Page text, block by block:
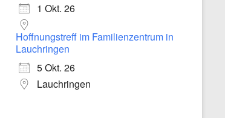
1 Okt. 26
Hoffnungstreff im Familienzentrum in
Lauchringen
5 Okt. 26
Lauchringen